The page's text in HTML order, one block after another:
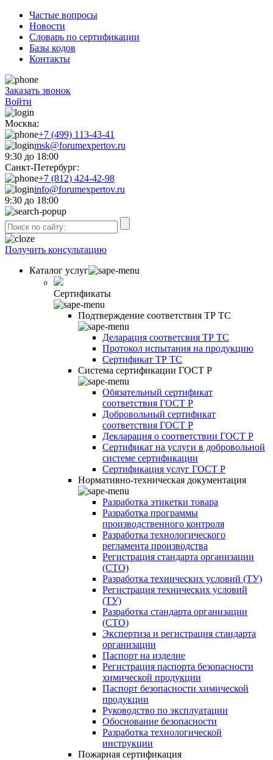
Частые вопросы
Новости
Словарь по сертификации
Базы кодов
Контакты
Заказать звонок
Войти
Москва:
+7 (499) 113-43-41
msk@forumexpertov.ru
9:30 до 18:00
Санкт-Петербург:
+7 (812) 424-42-98
info@forumexpertov.ru
9:30 до 18:00
Получить консультацию
Каталог услуг
Сертификаты
Подтверждение соответствия ТР ТС
Деларация соответсвия ТР ТС
Протокол испытания на продукцию
Сертификат ТР ТС
Система сертификации ГОСТ Р
Обязательный сертификат
соответствия ГОСТ Р
Добровольный сертификат
соответствия ГОСТ Р
Декларация о соответствии ГОСТ Р
Сертификат на услуги в добровольной
системе сертификации
Сертификация услуг ГОСТ Р
Нормативно-техническая документация
Разработка этикетки товара
Разработка программы
производственного контроля
Разработка технологического
регламента производства
Регистрация стандарта организации
(СТО)
Разработка технических условий (ТУ)
Регистрация технических условий
(ТУ)
Разработка стандарта организации
(СТО)
Экспертиза и регистрация стандарта
организации
Паспорт на изделие
Регистрация паспорта безопасности
химической продукции
Паспорт безопасности химической
продукции
Руководство по эксплуатации
Обоснование безопасности
Разработка технологической
инструкции
Пожарная сертификация